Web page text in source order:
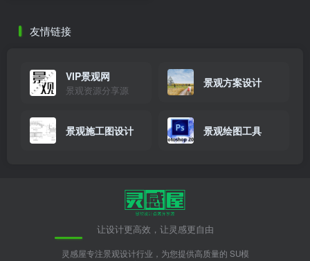
友情链接
VIP景观网
景观资源分享源
景观方案设计
景观施工图设计 景观绘图工具
让设计更高效，让灵感更自由
灵感屋专注景观设计行业，为您提供高质量的 SU模